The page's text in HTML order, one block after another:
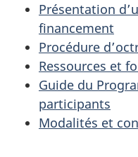
Présentation
financement
Procédure
Ressources et
Guide du
participants
Modalités et